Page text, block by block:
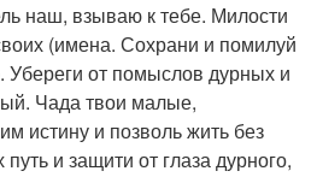
наш, взываю к тебе. Милости
(имена. Сохрани и помилуй
Убереги от помыслов дурных и
Чада твои малые,
истину и позволь жить без
и защити от глаза дурного,